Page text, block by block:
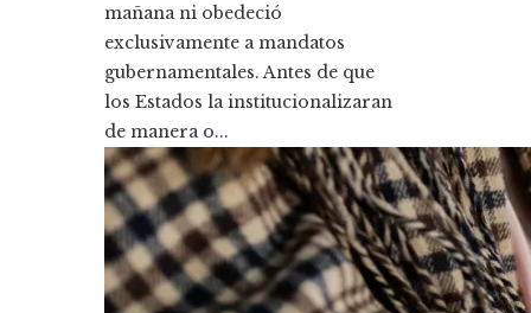
mañana ni obedeció
exclusivamente a mandatos
gubernamentales. Antes de que
los Estados la institucionalizaran
de manera o...